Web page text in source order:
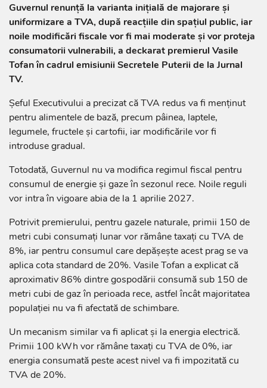
Guvernul renunță la varianta inițială de majorare și
uniformizare a TVA, după reacțiile din spațiul public, iar
noile modificări fiscale vor fi mai moderate și vor proteja
consumatorii vulnerabili, a deckarat premierul Vasile
Tofan în cadrul emisiunii Secretele Puterii de la Jurnal
TV.
Șeful Executivului a precizat că TVA redus va fi menținut
pentru alimentele de bază, precum pâinea, laptele,
legumele, fructele și cartofii, iar modificările vor fi
introduse gradual.
Totodată, Guvernul nu va modifica regimul fiscal pentru
consumul de energie și gaze în sezonul rece. Noile reguli
vor intra în vigoare abia de la 1 aprilie 2027.
Potrivit premierului, pentru gazele naturale, primii 150 de
metri cubi consumați lunar vor rămâne taxați cu TVA de
8%, iar pentru consumul care depășește acest prag se va
aplica cota standard de 20%. Vasile Tofan a explicat că
aproximativ 86% dintre gospodării consumă sub 150 de
metri cubi de gaz în perioada rece, astfel încât majoritatea
populației nu va fi afectată de schimbare.
Un mecanism similar va fi aplicat și la energia electrică.
Primii 100 kWh vor rămâne taxați cu TVA de 0%, iar
energia consumată peste acest nivel va fi impozitată cu
TVA de 20%.